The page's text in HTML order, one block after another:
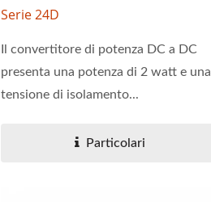
Serie 24D
Il convertitore di potenza DC a DC
presenta una potenza di 2 watt e una
tensione di isolamento...
Particolari